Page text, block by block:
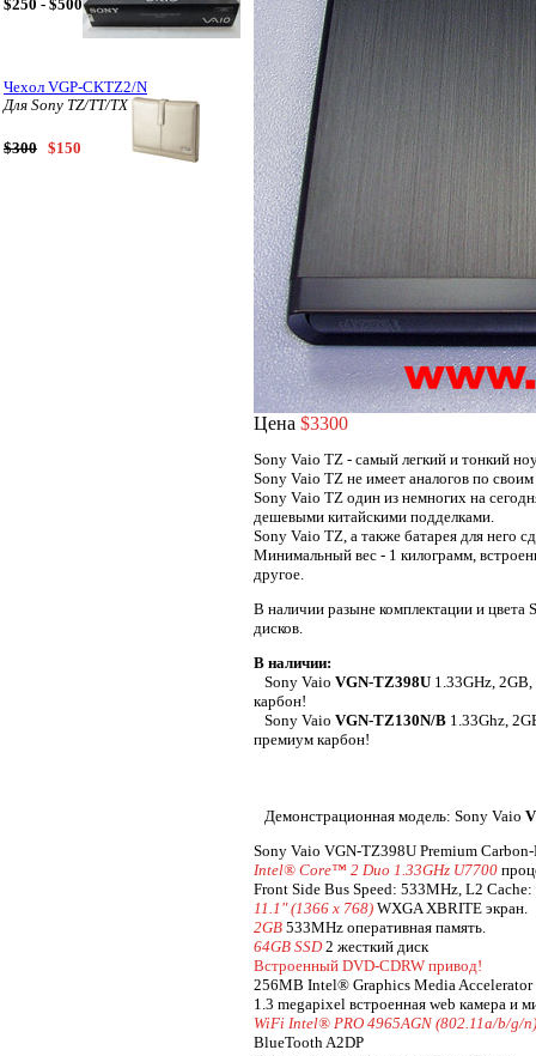
$250 - $500
Чехол VGP-CKTZ2/N
Для Sony TZ/TT/TX
$300 $150
Цена $3300
Sony Vaio TZ - самый легкий и тонкий
Sony Vaio TZ не имеет аналогов по
Sony Vaio TZ один из немногих на
дешевыми китайскими подделками.
Sony Vaio TZ, а также батарея для него
Минимальный вес - 1 килограмм,
другое.
В наличии разыне комплектации и цвета
дисков.
В наличии:
Sony Vaio VGN-TZ398U 1.33GHz,
карбон!
Sony Vaio VGN-TZ130N/B 1.33Ghz,
премиум карбон!
Демонстрационная модель: Sony Vaio
Sony Vaio VGN-TZ398U Premium
Intel® Core™ 2 Duo 1.33GHz U7700
Front Side Bus Speed: 533MHz, L2
11.1" (1366 x 768) WXGA XBRITE экран.
2GB 533MHz оперативная память.
64GB SSD2 жесткий диск
Встроенный DVD-CDRW привод!
256MB Intel® Graphics Media Accelerator
1.3 megapixel встроенная web камера и
WiFi Intel® PRO 4965AGN (802.11a/b/g/n)
BlueTooth A2DP